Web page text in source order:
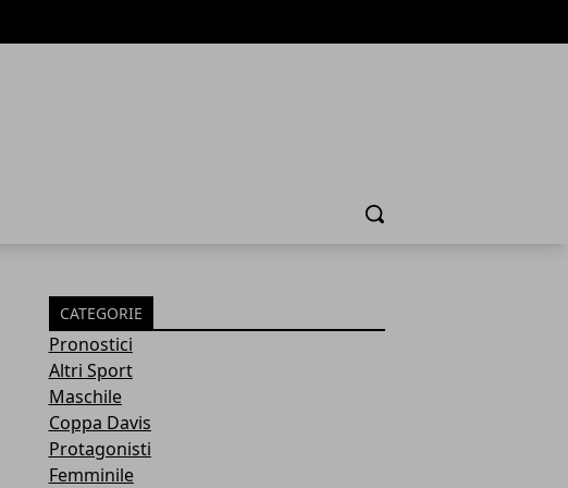
Cerca
CATEGORIE
Pronostici
Altri Sport
Maschile
Coppa Davis
Protagonisti
Femminile